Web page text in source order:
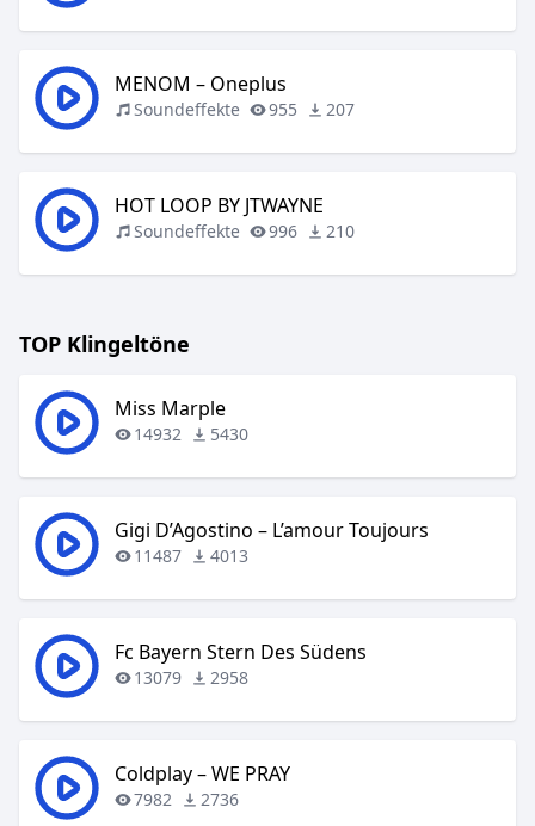
MENOM – Oneplus
Soundeffekte 955 207
HOT LOOP BY JTWAYNE
Soundeffekte 996 210
TOP Klingeltöne
Miss Marple
14932 5430
Gigi D’Agostino – L’amour Toujours
11487 4013
Fc Bayern Stern Des Südens
13079 2958
Coldplay – WE PRAY
7982 2736